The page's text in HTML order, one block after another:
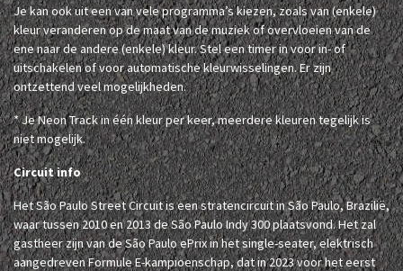
Je kan ook uit een van vele programma’s kiezen, zoals van (enkele)
kleur veranderen op de maat van de muziek of overvloeien van de
ene naar de andere (enkele) kleur. Stel een timer in voor in- of
uitschakelen of voor automatische kleurwisselingen. Er zijn
ontzettend veel mogelijkheden.
* Je Neon Track in één kleur per keer, meerdere kleuren tegelijk is
niet mogelijk.
Circuit info
Het São Paulo Street Circuit is een stratencircuit in São Paulo, Brazilië,
waar tussen 2010 en 2013 de São Paulo Indy 300 plaatsvond. Het zal
gastheer zijn van de São Paulo ePrix in het single-seater, elektrisch
aangedreven Formule E-kampioenschap, dat in 2023 voor het eerst